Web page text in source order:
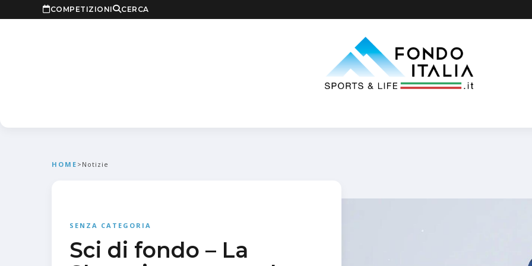
COMPETIZIONI CERCA
HOME > Notizie
SENZA CATEGORIA
Sci di fondo – La